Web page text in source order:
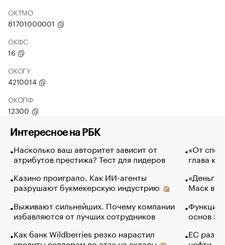
ОКТМО
81701000001
ОКФС
16
ОКОГУ
4210014
ОКОПФ
12300
Интересное на РБК
Насколько ваш авторитет зависит от
атрибутов престижа? Тест для лидеров
Казино проиграло. Как ИИ-агенты
разрушают букмекерскую индустрию
Выживают сильнейших. Почему компании
избавляются от лучших сотрудников
Как банк Wildberries резко нарастил
«От
глава
«Деньги
Маск в
Функции
основ
ЕС